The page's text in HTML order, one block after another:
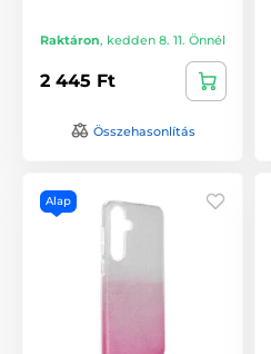
Raktáron, kedden 8. 11. Önnél
2 445 Ft
Összehasonlítás
Alap